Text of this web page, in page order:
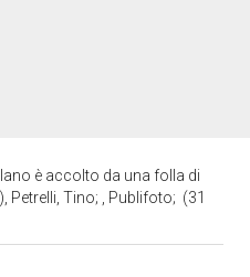
è accolto da una folla di
Petrelli, Tino; , Publifoto; (31